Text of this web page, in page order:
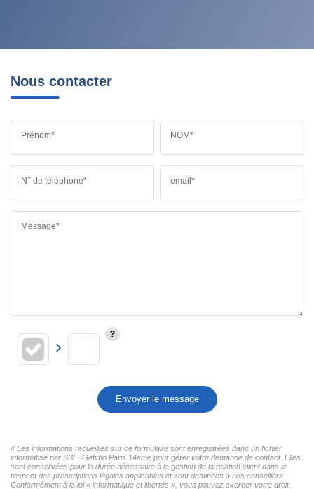
Nous contacter
Prénom* NOM*
N° de téléphone* email*
Message*
Envoyer le message
« Les informations recueillies sur ce formulaire sont enregistrées dans un fichier
informatisé par SBI - Gefimo Paris 14eme pour gérer votre demande de contact. Elles
sont conservées pour la durée nécessaire à la gestion de la relation client dans le
respect des prescriptions légales applicables et sont destinées à nos conseillers
Conformément à la loi « informatique et libertés », vous pouvez exercer votre droit